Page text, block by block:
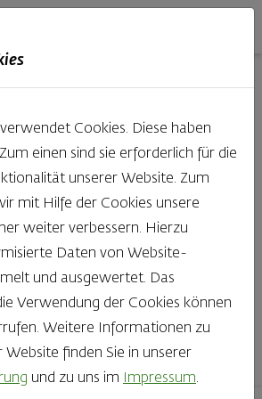
entdecken
als bei Brot & Gebäck die Qual
Noch dazu, wenn so großer Wert
Unterschied gelegt wird, wie bei
und Handwerk, das seinen
– das schmeckt man einfach!
Lieblingsprodukt
Cookies. Diese haben
einen sind sie erforderlich für die
unserer Website. Zum
mit Hilfe der Cookies unsere
weiter verbessern. Hierzu
Daten von Website-
und ausgewertet. Das
Verwendung der Cookies können
Weitere Informationen zu
Website finden Sie in unserer
und zu uns im Impressum.